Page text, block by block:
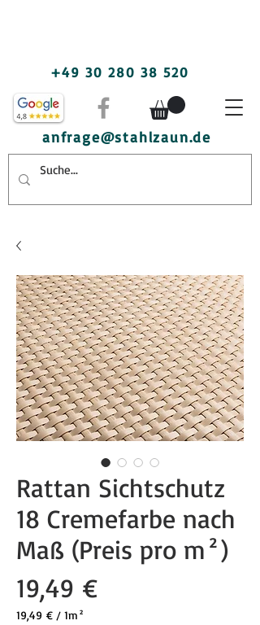
+49 30 280 38 520
anfrage@stahlzaun.de
Rattan Sichtschutz
18 Cremefarbe nach
Maß (Preis pro m²)
19,49 €Preis
19,49 € / 1m²